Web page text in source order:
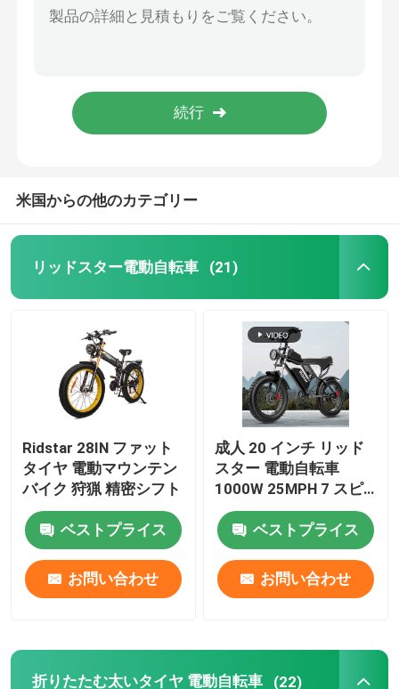
完全懸垂 電動マウンテンバイク
女性用 脂肪タイヤ 電動自転車
男性用電動自転車
20インチ電動自転車
26インチ電動自転車
米国からの他のカテゴリー
リッドスター電動自転車 (21)
Ridstar 28IN ファット
タイヤ 電動マウンテン
バイク 狩猟 精密シフト
ベストプライス
お問い合わせ
成人 20 インチ リッド
スター 電動自転車
1000W 25MPH 7 スピ
ード 電動自転車
ベストプライス
お問い合わせ
折りたたむ太いタイヤ 電動自転車 (22)